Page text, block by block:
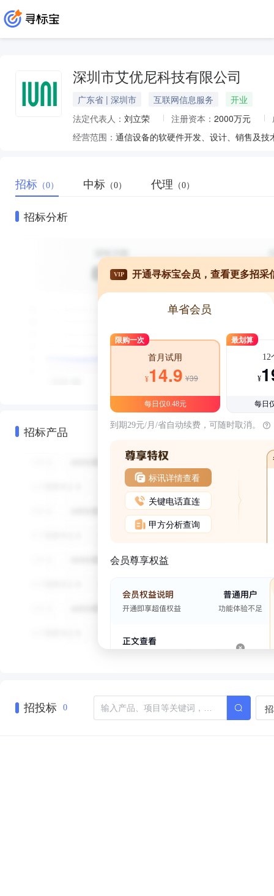
深圳市艾优尼科技有限公司
广东省 | 深圳市 互联网信息服务
开业
法定代表人： 刘立荣 注册资本： 2000万元
经营范围：
招标 （0） 中标 （0） 代理 （0）
招标分析
招标产品
VIP 开通寻标宝会员，查看更多招采
单省会员
限购一次
首月试用
¥14.9 ¥39
每日仅0.48元
最划算
12
¥
每日
到期29元/月/省自动续费，可随时取消。
标讯详情查看
关键电话直连
甲方分析查询
会员尊享权益
招投标 0